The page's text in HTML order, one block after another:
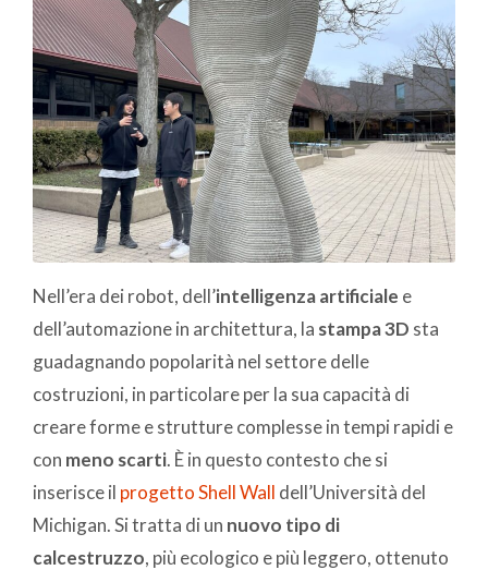
Nell’era dei robot, dell’intelligenza artificiale e
dell’automazione in architettura, la stampa 3D sta
guadagnando popolarità nel settore delle
costruzioni, in particolare per la sua capacità di
creare forme e strutture complesse in tempi rapidi e
con meno scarti. È in questo contesto che si
inserisce il progetto Shell Wall dell’Università del
Michigan. Si tratta di un nuovo tipo di
calcestruzzo, più ecologico e più leggero, ottenuto